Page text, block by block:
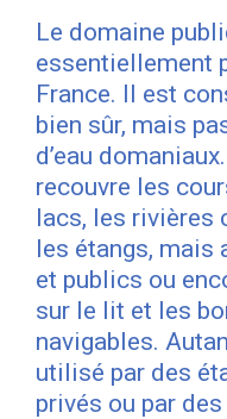
Le domaine
essentiellement
France. Il est
bien sûr, mais
d’eau
recouvre les
lacs, les rivières
les étangs, mais
et publics ou
sur le lit et les
navigables.
utilisé par des
privés ou par